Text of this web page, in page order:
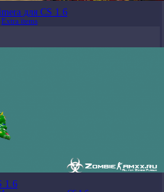
для CS 1.6
Extra items
1.6